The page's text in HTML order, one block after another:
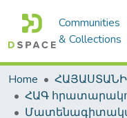
Communities
& Collections
Home